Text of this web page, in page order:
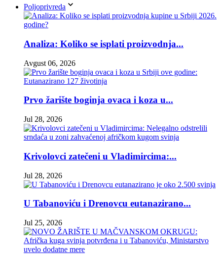
Poljoprivreda
Analiza: Koliko se isplati proizvodnja...
Avgust 06, 2026
Prvo žarište boginja ovaca i koza u...
Jul 28, 2026
Krivolovci zatečeni u Vladimircima:...
Jul 28, 2026
U Tabanoviću i Drenovcu eutanazirano...
Jul 25, 2026